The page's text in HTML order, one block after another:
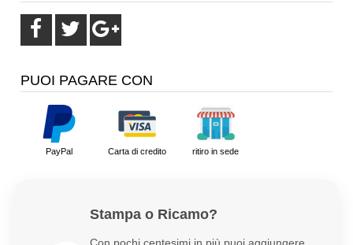
PUOI PAGARE CON
PayPal Carta di credito ritiro in sede
Stampa o Ricamo?